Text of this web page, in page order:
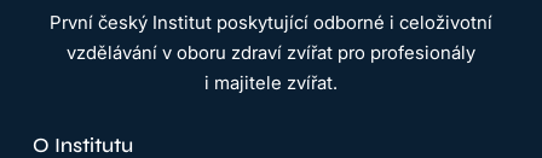
První český Institut poskytující odborné i celoživotní
vzdělávání v oboru zdraví zvířat pro profesionály
i majitele zvířat.
O Institutu